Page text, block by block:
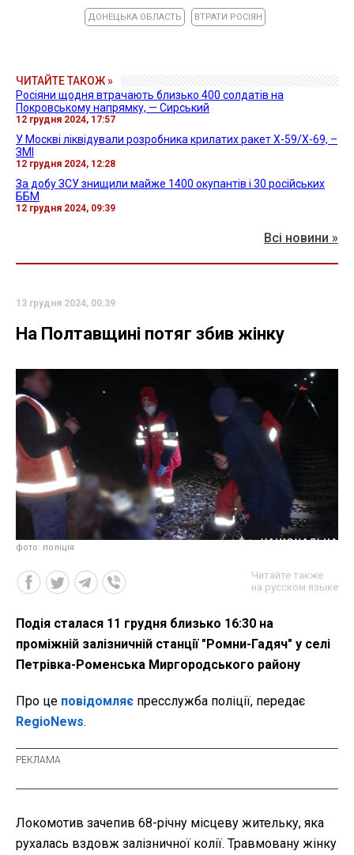
ДОНЕЦЬКА ОБЛАСТЬ ВТРАТИ РОСІЯН
ЧИТАЙТЕ ТАКОЖ »
Росіяни щодня втрачають близько 400 солдатів на
Покровському напрямку, — Сирський
12 грудня 2024, 17:57
У Москві ліквідували розробника крилатих ракет X-59/X-69, –
ЗМІ
12 грудня 2024, 12:28
За добу ЗСУ знищили майже 1400 окупантів і 30 російських
ББМ
12 грудня 2024, 09:39
Всі новини »
13 грудня 2024, 00:39
На Полтавщині потяг збив жінку
фото: поліція
Читайте также
на русском языке
Подія сталася 11 грудня близько 16:30 на
проміжній залізничній станції "Ромни-Гадяч" у селі
Петрівка-Роменська Миргородського району
Про це повідомляє пресслужба поліції, передає
RegioNews.
Локомотив зачепив 68-річну місцеву жительку, яка
рухалась вздовж залізничної колії. Травмовану жінку